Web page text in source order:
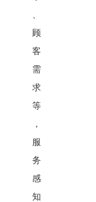
顾
客
需
求
等
，
服
务
感
知